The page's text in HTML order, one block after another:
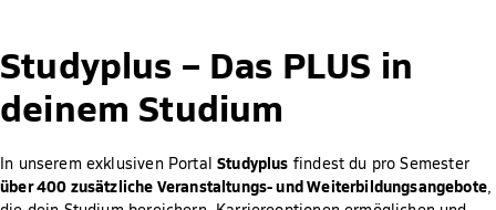
Studyplus – Das PLUS in
deinem Studium
In unserem exklusiven PortalStudyplus findest du pro Semester
über 400 zusätzliche Veranstaltungs- und Weiterbildungsangebote,